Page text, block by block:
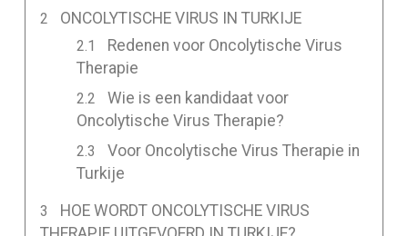
ONCOLYTISCHE VIRUS IN TURKIJE
Redenen voor Oncolytische Virus
Therapie
Wie is een kandidaat voor
Oncolytische Virus Therapie?
Voor Oncolytische Virus Therapie in
Turkije
HOE WORDT ONCOLYTISCHE VIRUS